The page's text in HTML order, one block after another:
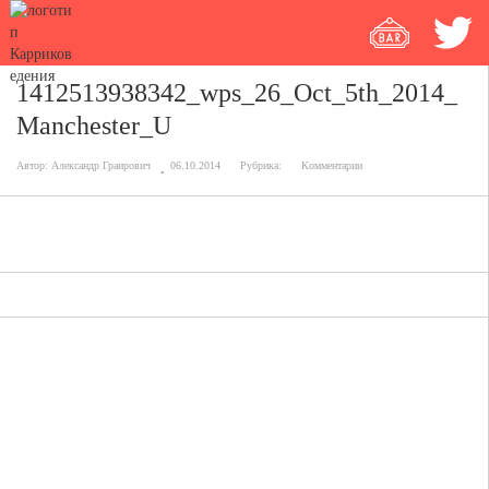
1412513938342_wps_26_Oct_5th_2014_
Manchester_U
Автор: Александр Граирович 06.10.2014 Рубрика: Комментарии